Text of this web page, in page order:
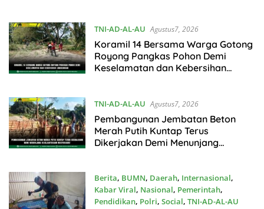
TNI-AD-AL-AU Agustus7, 2026
Koramil 14 Bersama Warga Gotong
Royong Pangkas Pohon Demi
Keselamatan dan Kebersihan
TNI-AD-AL-AU Agustus7, 2026
Pembangunan Jembatan Beton
Merah Putih Kuntap Terus
Dikerjakan Demi Menunjang
Berita, BUMN, Daerah, Internasional,
Kabar Viral, Nasional, Pemerintah,
Pendidikan, Polri, Social, TNI-AD-AL-AU